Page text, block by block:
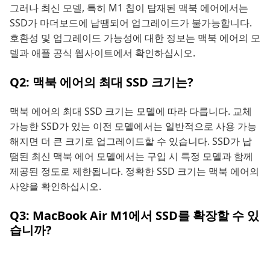
그러나 최신 모델, 특히 M1 칩이 탑재된 맥북 에어에서는
SSD가 마더보드에 납땜되어 업그레이드가 불가능합니다.
호환성 및 업그레이드 가능성에 대한 정보는 맥북 에어의 모
델과 애플 공식 웹사이트에서 확인하십시오.
Q2: 맥북 에어의 최대 SSD 크기는?
맥북 에어의 최대 SSD 크기는 모델에 따라 다릅니다. 교체
가능한 SSD가 있는 이전 모델에서는 일반적으로 사용 가능
해지면 더 큰 크기로 업그레이드할 수 있습니다. SSD가 납
땜된 최신 맥북 에어 모델에서는 구입 시 특정 모델과 함께
제공된 정도로 제한됩니다. 정확한 SSD 크기는 맥북 에어의
사양을 확인하십시오.
Q3: MacBook Air M1에서 SSD를 확장할 수 있
습니까?